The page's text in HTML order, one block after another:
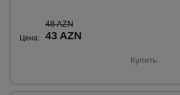
Цена:
48 AZN
43 AZN
Купить